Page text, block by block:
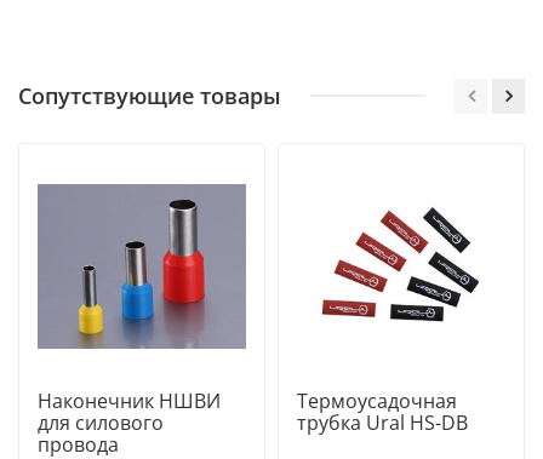
Сопутствующие товары
Наконечник НШВИ
для силового
провода
Термоусадочная
трубка Ural HS-DB